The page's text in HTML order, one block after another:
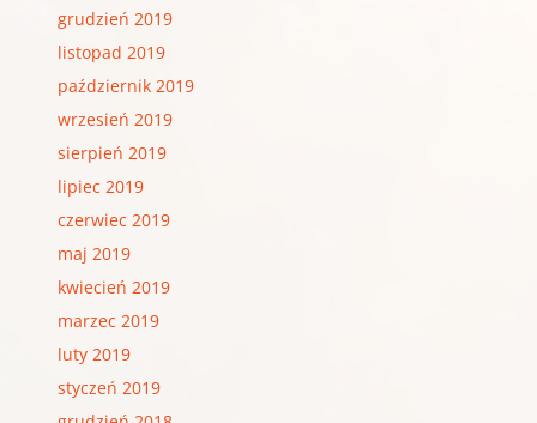
grudzień 2019
listopad 2019
październik 2019
wrzesień 2019
sierpień 2019
lipiec 2019
czerwiec 2019
maj 2019
kwiecień 2019
marzec 2019
luty 2019
styczeń 2019